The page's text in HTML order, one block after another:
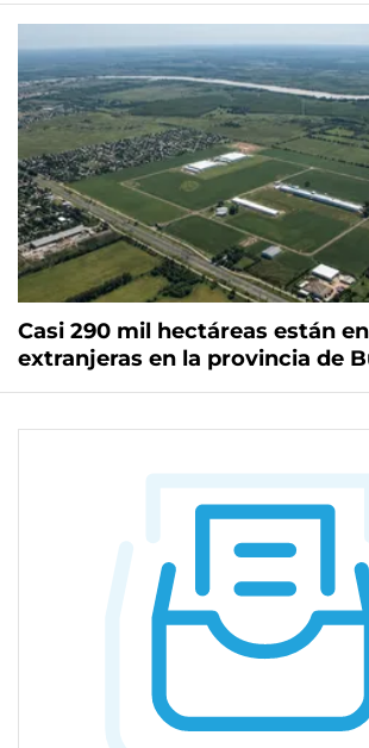
Casi 290 mil hectáreas están
extranjeras en la provincia de